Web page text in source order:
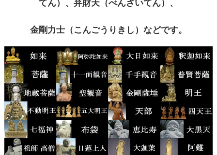
てん）、弁財天（べんざいてん）、
金剛力士（こんごうりきし）などです。